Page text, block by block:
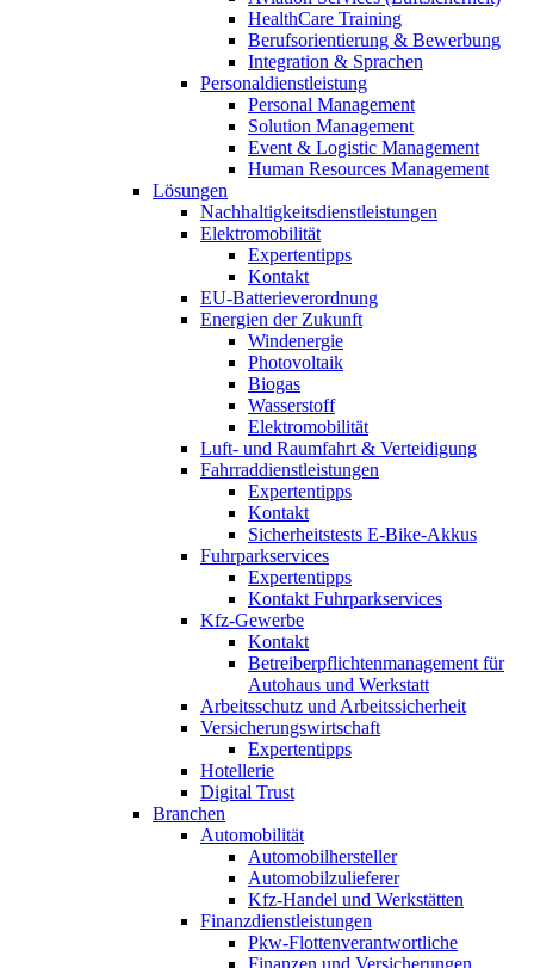
HealthCare Training
Berufsorientierung & Bewerbung
Integration & Sprachen
Personaldienstleistung
Personal Management
Solution Management
Event & Logistic Management
Human Resources Management
Lösungen
Nachhaltigkeitsdienstleistungen
Elektromobilität
Expertentipps
Kontakt
EU-Batterieverordnung
Energien der Zukunft
Windenergie
Photovoltaik
Biogas
Wasserstoff
Elektromobilität
Luft- und Raumfahrt & Verteidigung
Fahrraddienstleistungen
Expertentipps
Kontakt
Sicherheitstests E-Bike-Akkus
Fuhrparkservices
Expertentipps
Kontakt Fuhrparkservices
Kfz-Gewerbe
Kontakt
Betreiberpflichtenmanagement für
Autohaus und Werkstatt
Arbeitsschutz und Arbeitssicherheit
Versicherungswirtschaft
Expertentipps
Hotellerie
Digital Trust
Branchen
Automobilität
Automobilhersteller
Automobilzulieferer
Kfz-Handel und Werkstätten
Finanzdienstleistungen
Pkw‑Flottenverantwortliche
Finanzen und Versicherungen